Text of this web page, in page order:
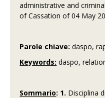
administrative and
of Cassation of 04 May
Parole chiave: daspo,
Keywords: daspo,
Sommario: 1. Disciplina